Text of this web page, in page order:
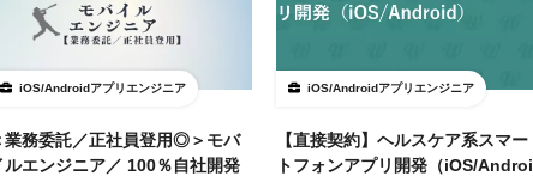
iOS/Androidアプリエンジニア
業務委託／正社員登用◎＞モバ
ルエンジニア／ 100％自社開発
iOS/Androidアプリエンジニア
【直接契約】ヘルスケア系スマー
トフォンアプリ開発（iOS/Androi